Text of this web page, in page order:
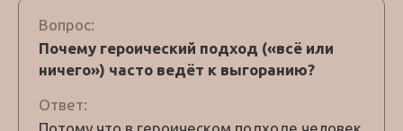
Вопрос:
Почему героический подход («всё или
ничего») часто ведёт к выгоранию?
Ответ: